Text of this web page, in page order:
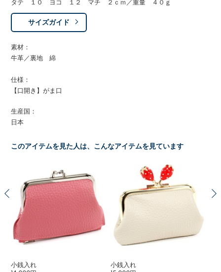
タテ １０ ヨコ １２ マチ ２ｃｍ／重量 ４０ｇ
サイズガイド
素材：
牛革／裏地 綿
仕様：
【口開き】がま口
生産国：
日本
このアイテムを見た人は、こんなアイテムを見ています
小銭入れ
小銭入れ